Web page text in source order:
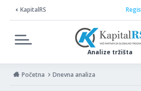
KapitalRS
Analize tržišta
Početna Dnevna analiza